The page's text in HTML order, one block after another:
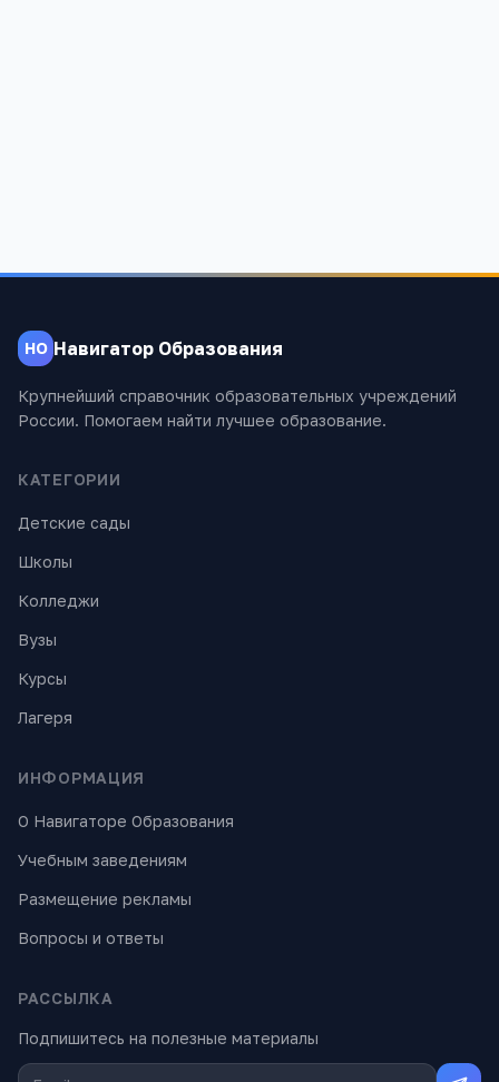
НО Навигатор Образования
Крупнейший справочник образовательных учреждений
России. Помогаем найти лучшее образование.
КАТЕГОРИИ
Детские сады
Школы
Колледжи
Вузы
Курсы
Лагеря
ИНФОРМАЦИЯ
О Навигаторе Образования
Учебным заведениям
Размещение рекламы
Вопросы и ответы
РАССЫЛКА
Подпишитесь на полезные материалы